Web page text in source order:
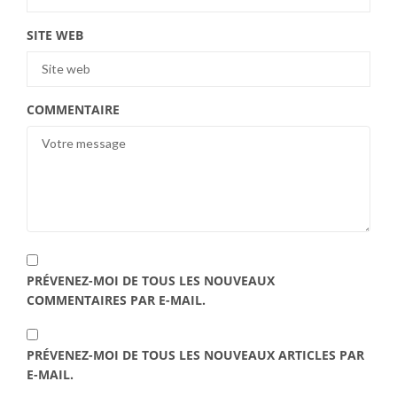
SITE WEB
COMMENTAIRE
PRÉVENEZ-MOI DE TOUS LES NOUVEAUX
COMMENTAIRES PAR E-MAIL.
PRÉVENEZ-MOI DE TOUS LES NOUVEAUX ARTICLES PAR
E-MAIL.